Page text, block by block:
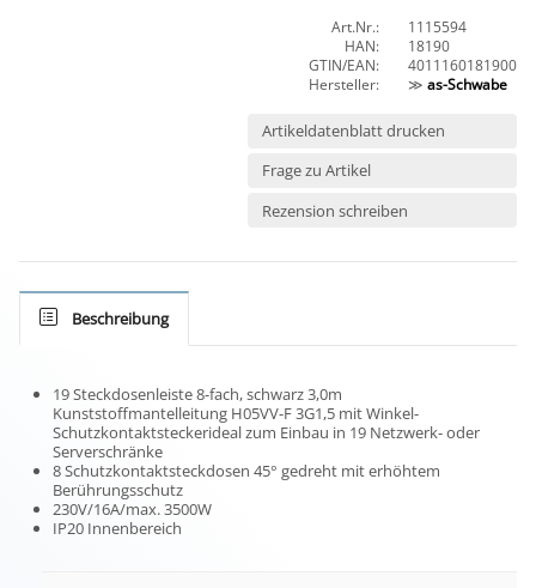
Art.Nr.:
1115594
HAN:
18190
GTIN/EAN:
4011160181900
Hersteller:
≫ as-Schwabe
Artikeldatenblatt drucken
Frage zu Artikel
Rezension schreiben
Beschreibung
19 Steckdosenleiste 8-fach, schwarz 3,0m
Kunststoffmantelleitung H05VV-F 3G1,5 mit Winkel-
Schutzkontaktsteckerideal zum Einbau in 19 Netzwerk- oder
Serverschränke
8 Schutzkontaktsteckdosen 45° gedreht mit erhöhtem
Berührungsschutz
230V/16A/max. 3500W
IP20 Innenbereich